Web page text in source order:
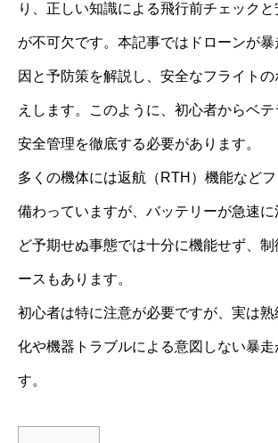
り、正しい知識による飛行前チェック
が不可欠です。本記事ではドローンが
因と予防策を解説し、安全なフライト
えします。このように、初心者からベ
安全管理を徹底する必要があります。
多くの機体には返航（RTH）機能など
備わっていますが、バッテリーが急速
ど予期せぬ事態では十分に機能せず、
ースもあります。
初心者は特に注意が必要ですが、実は
化や機器トラブルによる意図しない暴走
す。